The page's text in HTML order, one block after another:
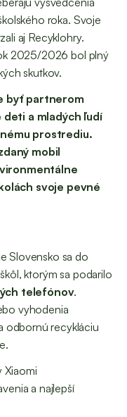
roka. Svoje
aj Recyklohry.
2025/2026 bol plný
skutkov.
byť partnerom
a mladých ľudí
prostrediu.
mobil
svoje pevné
Slovensko sa do
ktorým sa podarilo
telefónov.
vyhodenia
odbornú recykláciu
Xiaomi
a najlepší